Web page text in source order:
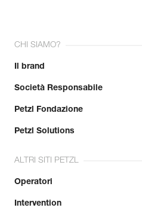
CHI SIAMO?
Il brand
Società Responsabile
Petzl Fondazione
Petzl Solutions
ALTRI SITI PETZL
Operatori
Intervention